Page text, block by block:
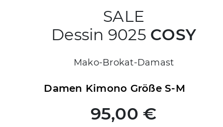
SALE
Dessin 9025 COSY
Mako-Brokat-Damast
Damen Kimono Größe S-M
95,00 €